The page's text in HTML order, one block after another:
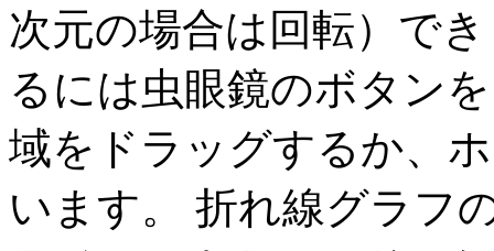
次元の場合は回転）で
るには虫眼鏡のボタン
域をドラッグするか、
います。 折れ線グラフ